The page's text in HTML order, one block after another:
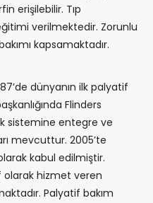
erişilebilir. Tıp
verilmektedir. Zorunlu
kapsamaktadır.
dünyanın ilk palyatif
Flinders
sistemine entegre ve
mevcuttur. 2005’te
kabul edilmiştir.
olarak hizmet veren
Palyatif bakım